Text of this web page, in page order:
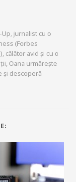
jurnalist cu o
(Forbes
călător avid și cu o
Oana urmărește
și descoperă